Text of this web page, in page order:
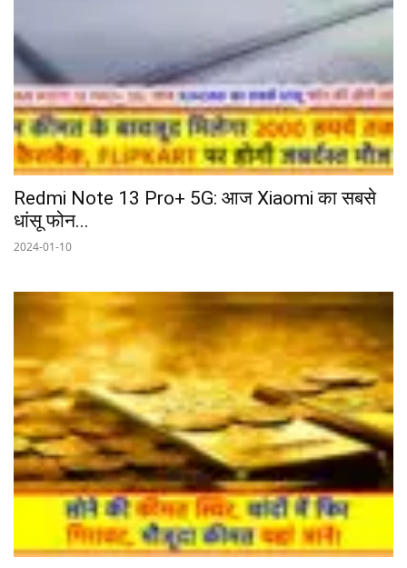
Redmi Note 13 Pro+ 5G: आज Xiaomi का सबसे
धांसू फोन...
2024-01-10